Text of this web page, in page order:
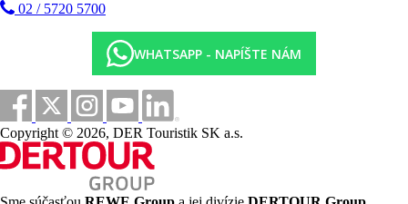
6.DEŇ:V skorých ranných hodinách možnosť
ku skalným chrámomAbu Simbel,ktoré sú považované
za najväčší chrámový komplex a architektonické dielo starého
Nasleduje prehliadka chrámu voPhilae
zasvätený bohyni Eset (Isis). Ide o rozsiahly chrámový komplex,
v ktorom sa okrem hlavného chrámu nachádza aj ďalšia svätyňa.
Transfer do ubytovania. Nocľah. Na lodi.
7.DEŇ:Po raňajkách vylodenie v Asuáne a transfer do
Alam
. Ubytovanie v
individuálny program.
02 / 5720 5700
WHATSAPP - NAPÍŠTE NÁM
Copyright © 2026, DER Touristik SK a.s.